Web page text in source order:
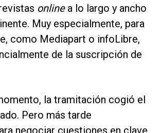
onlinea lo largo y ancho
Muy especialmente, para
como Mediapart o infoLibre,
de la suscripción de
la tramitación cogió el
Pero más tarde
negociar cuestiones en clave